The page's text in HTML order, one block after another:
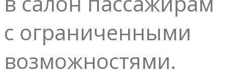
с ограниченными
возможностями.